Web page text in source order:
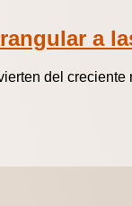
a
del